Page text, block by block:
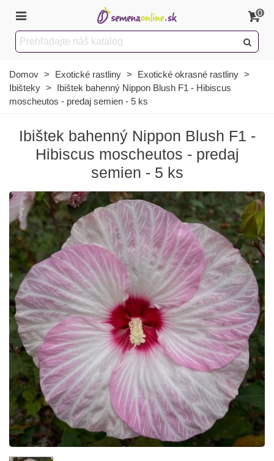
0
Domov > Exotické rastliny > Exotické okrasné rastliny >
Ibišteky >
Ibištek bahenný Nippon Blush F1 - Hibiscus
moscheutos - predaj semien - 5 ks
Ibištek bahenný Nippon Blush F1 -
Hibiscus moscheutos - predaj
semien - 5 ks